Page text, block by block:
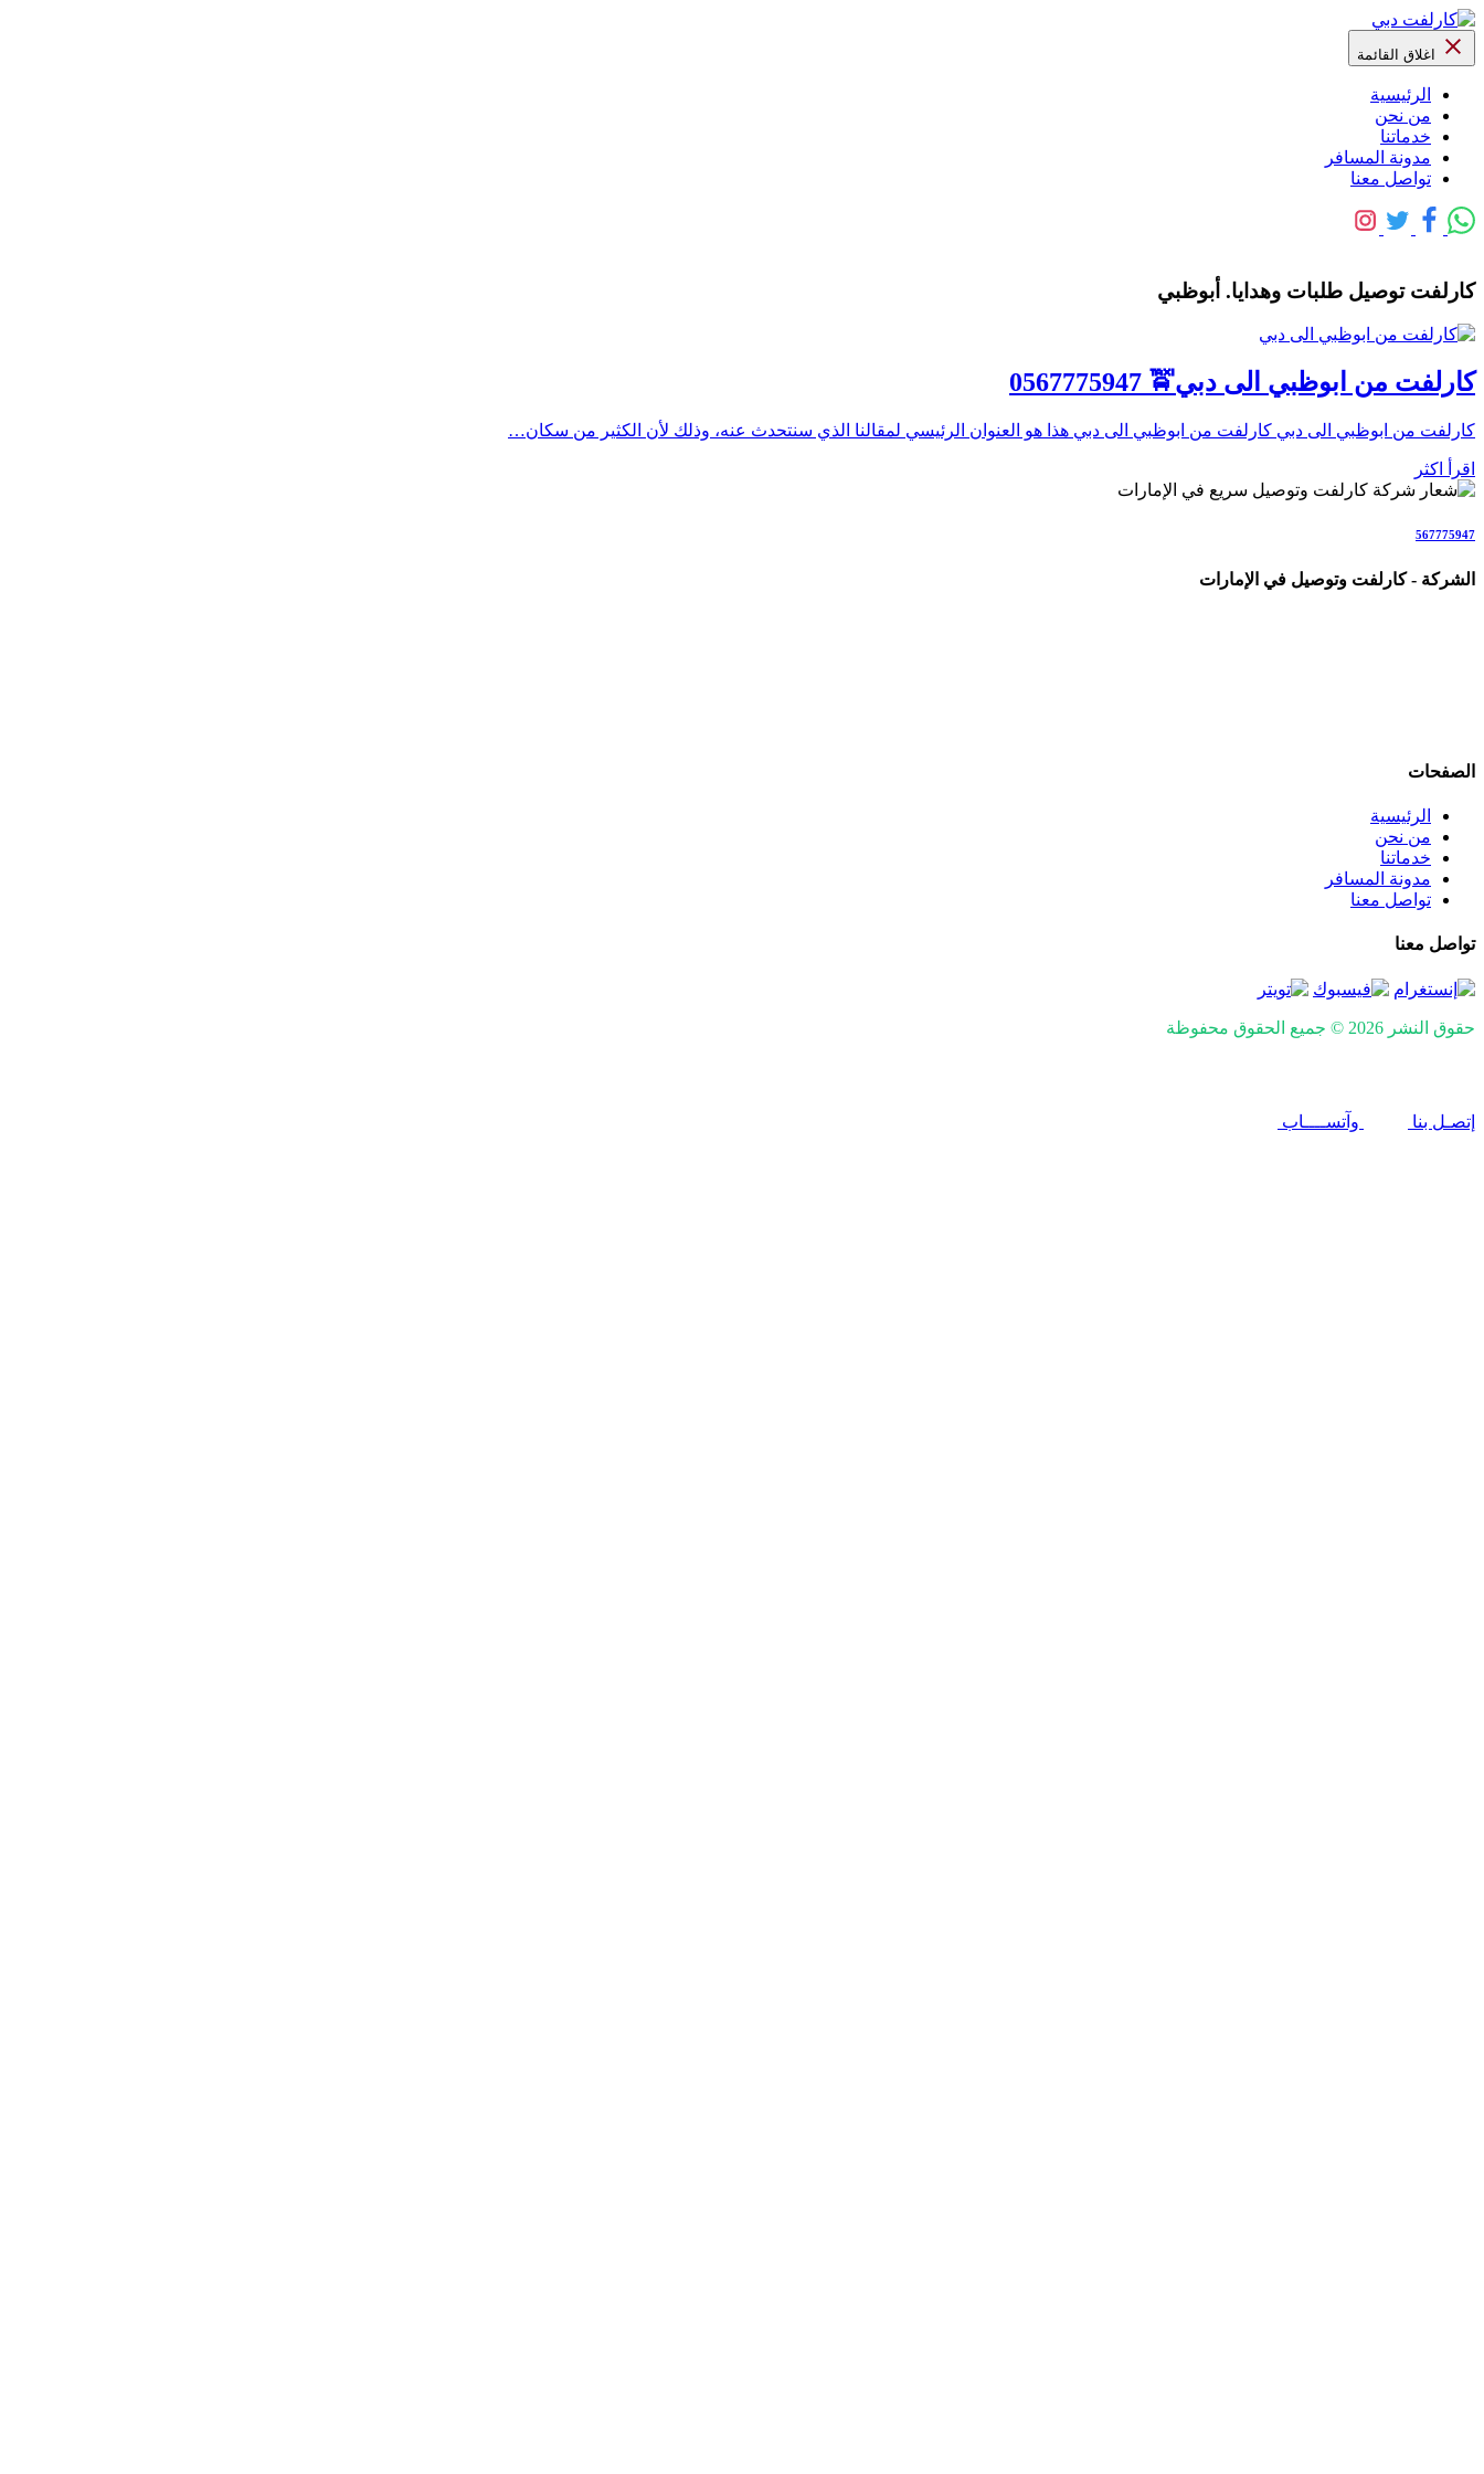
اغلاق القائمة
الرئيسية
من نحن
خدماتنا
مدونة المسافر
تواصل معنا
كارلفت توصيل طلبات وهدايا. أبوظبي
كارلفت من ابوظبي الى دبي🚖 0567775947
كارلفت من ابوظبي الى دبي كارلفت من ابوظبي الى دبي هذا هو العنوان الرئيسي لمقالنا الذي سنتحدث عنه، وذلك لأن الكثير من سكان…
اقرأ اكثر
567775947
الشركة - كارلفت وتوصيل في الإمارات
الصفحات
الرئيسية
من نحن
خدماتنا
مدونة المسافر
تواصل معنا
تواصل معنا
حقوق النشر 2026 © جميع الحقوق محفوظة
إتصـل بنا وآتســــاب